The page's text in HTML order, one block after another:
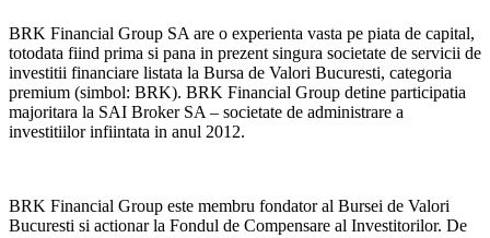
BRK Financial Group SA are o experienta vasta pe piata de capital,
totodata fiind prima si pana in prezent singura societate de servicii de
investitii financiare listata la Bursa de Valori Bucuresti, categoria
premium (simbol: BRK). BRK Financial Group detine participatia
majoritara la SAI Broker SA – societate de administrare a
investitiilor infiintata in anul 2012.
BRK Financial Group este membru fondator al Bursei de Valori
Bucuresti si actionar la Fondul de Compensare al Investitorilor. De